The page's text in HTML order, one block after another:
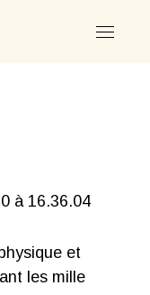
et
les mille